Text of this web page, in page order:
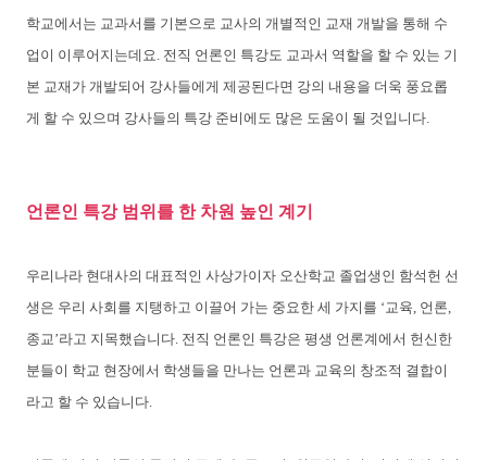
학교에서는 교과서를 기본으로 교사의 개별적인 교재 개발을 통해 수
업이 이루어지는데요. 전직 언론인 특강도 교과서 역할을 할 수 있는 기
본 교재가 개발되어 강사들에게 제공된다면 강의 내용을 더욱 풍요롭
게 할 수 있으며 강사들의 특강 준비에도 많은 도움이 될 것입니다.
언론인 특강 범위를 한 차원 높인 계기
우리나라 현대사의 대표적인 사상가이자 오산학교 졸업생인 함석헌 선
생은 우리 사회를 지탱하고 이끌어 가는 중요한 세 가지를 ‘교육, 언론,
종교’라고 지목했습니다. 전직 언론인 특강은 평생 언론계에서 헌신한
분들이 학교 현장에서 학생들을 만나는 언론과 교육의 창조적 결합이
라고 할 수 있습니다.